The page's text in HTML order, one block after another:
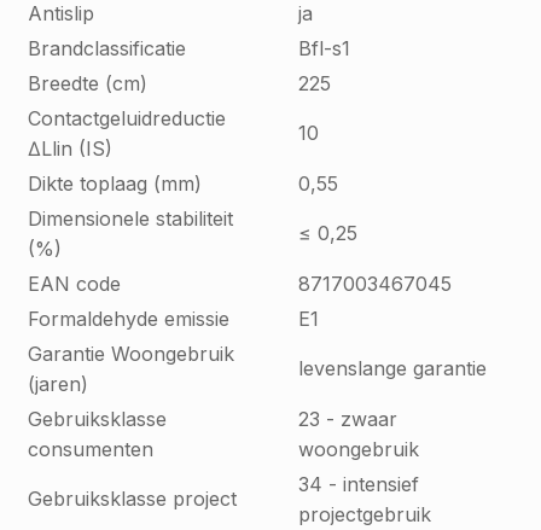
Antislip
ja
Brandclassificatie
Bfl-s1
Breedte (cm)
225
Contactgeluidreductie
∆Llin (IS)
10
Dikte toplaag (mm)
0,55
Dimensionele stabiliteit
(%)
≤ 0,25
EAN code
8717003467045
Formaldehyde emissie
E1
Garantie Woongebruik
(jaren)
levenslange garantie
Gebruiksklasse
consumenten
23 - zwaar
woongebruik
Gebruiksklasse project
34 - intensief
projectgebruik